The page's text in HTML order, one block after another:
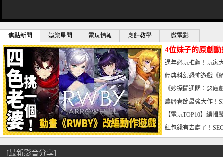
焦點新聞 娛樂星聞 電玩情報 烹飪教學 微電影
4位妹子的原創
曝光_電玩宅速配
過年必玩推薦！玩家
宅速配20230126
經典科幻恐怖遊戲《
懼體驗-電玩宅速配
《妙探闖通關：惡
到!!-電玩宅速配
農曆春節最強大作！
電玩宅速配20230123
【電玩TOP10】編
了，封面圖直接雷你
紅包錢有去處了！
宅速配20230119
[最新影音分享]